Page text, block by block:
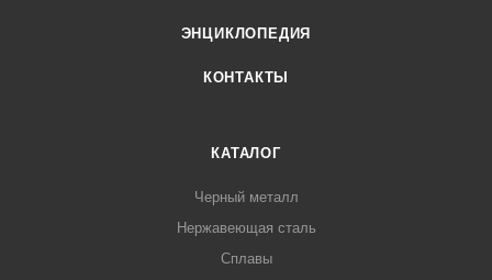
ЭНЦИКЛОПЕДИЯ
КОНТАКТЫ
КАТАЛОГ
Черный металл
Нержавеющая сталь
Сплавы